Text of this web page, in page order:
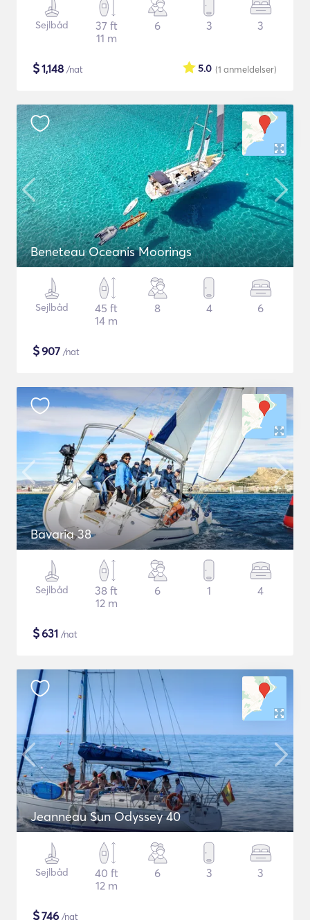
Sejlbåd
37 ft
11 m
6 3 3
$1,148 /nat (1 anmeldelser)
5.0
Beneteau Oceanis Moorings
Sejlbåd
45 ft
14 m
8 4 6
$907 /nat
Bavaria 38
Sejlbåd
38 ft
12 m
6 1 4
$631 /nat
Jeanneau Sun Odyssey 40
Sejlbåd
40 ft
12 m
6 3 3
$746 /nat